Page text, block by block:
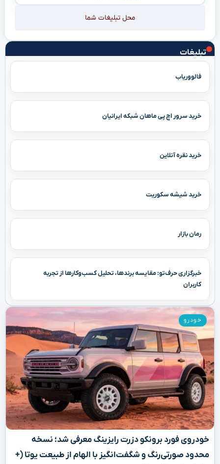
تبلیغات
فالووریاب
خرید سرور اچ پی ماهان شبکه ایرانیان
خرید نقره آنلاین
خرید شیشه سکوریت
رمان بازار
خبرگزاری حرف‌تو: مقایسه برندها، تحلیل کسب‌وکارها از تجربه
کاربران
خودروی فورد برونکو دزرت رایزینگ معرفی شد؛ نسخه
محدود صورتی‌رنگ و شگفت‌انگیز با الهام از طبیعت یوتا (+
خودرو
محل تبلیغات شما